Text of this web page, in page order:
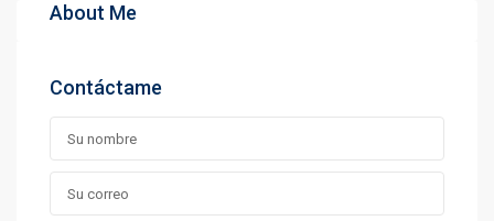
About Me
Contáctame